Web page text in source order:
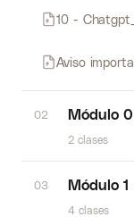
10 -
Aviso
02 Módulo
2 clases
03 Módulo
4 clases